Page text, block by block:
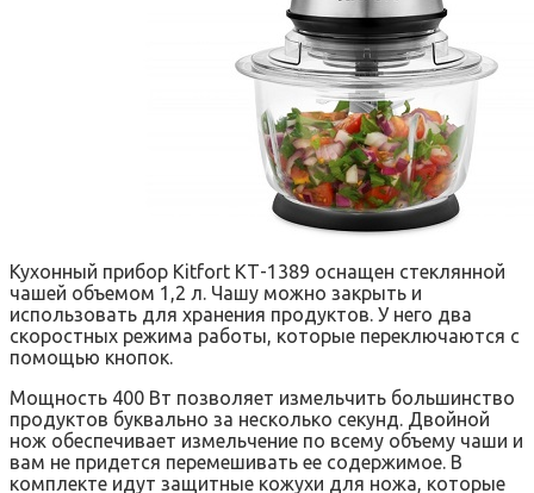
Кухонный прибор Kitfort КТ-1389 оснащен стеклянной
чашей объемом 1,2 л. Чашу можно закрыть и
использовать для хранения продуктов. У него два
скоростных режима работы, которые переключаются с
помощью кнопок.
Мощность 400 Вт позволяет измельчить большинство
продуктов буквально за несколько секунд. Двойной
нож обеспечивает измельчение по всему объему чаши и
вам не придется перемешивать ее содержимое. В
комплекте идут защитные кожухи для ножа, которые